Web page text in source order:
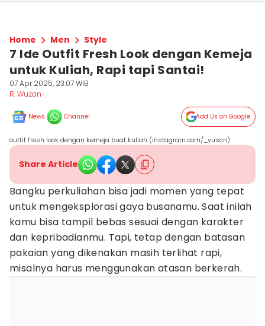
Home Men Style
7 Ide Outfit Fresh Look dengan Kemeja
untuk Kuliah, Rapi tapi Santai!
07 Apr 2025, 23:07 WIB
R. Wuzan
News Channel Add Us on Google
outfit fresh look dengan kemeja buat kuliah (instagram.com/_vuscn)
Share Article
Bangku perkuliahan bisa jadi momen yang tepat
untuk mengeksplorasi gaya busanamu. Saat inilah
kamu bisa tampil bebas sesuai dengan karakter
dan kepribadianmu. Tapi, tetap dengan batasan
pakaian yang dikenakan masih terlihat rapi,
misalnya harus menggunakan atasan berkerah.